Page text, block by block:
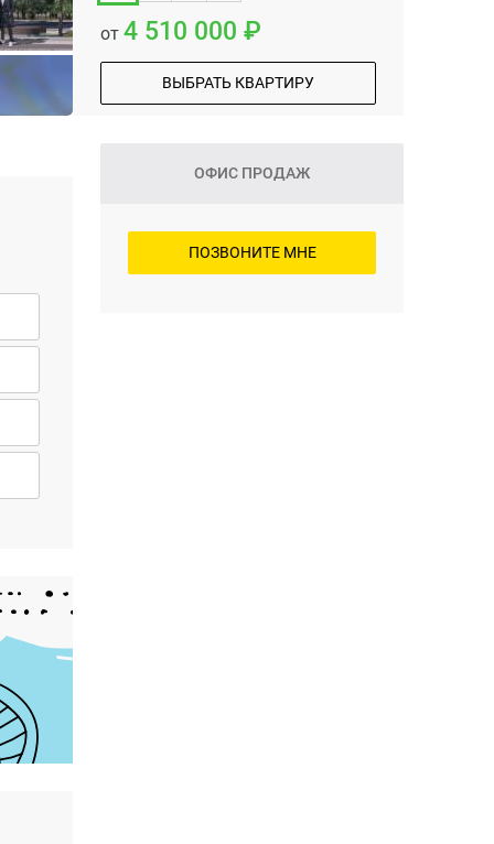
от 4 510 000
ВЫБРАТЬ КВАРТИРУ
ОФИС ПРОДАЖ
ПОЗВОНИТЕ МНЕ